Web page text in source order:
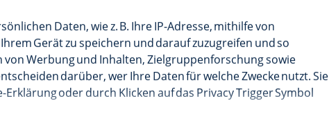
Daten, wie z. B. Ihre IP-Adresse, mithilfe von
Gerät zu speichern und darauf zuzugreifen und so
Werbung und Inhalten, Zielgruppenforschung sowie
darüber, wer Ihre Daten für welche Zwecke nutzt. Sie
oder durch Klicken auf das Privacy Trigger Symbol
sind Organisationen ohne
und Leistungen
Kunden und diese Multimedia-AGB